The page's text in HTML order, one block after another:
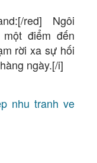
red] Ngôi
điểm đến
rời xa sự hối
ngày.[/i]